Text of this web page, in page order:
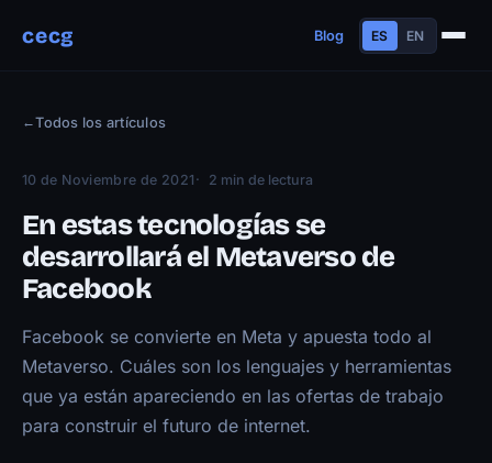
cecg Blog ES EN
Educación
Habilidades
Proyectos
Charlas
Contacto
Blog
Trayectoria
Now
←Todos los artículos
10 de Noviembre de 2021 2 min de lectura
En estas tecnologías se
desarrollará el Metaverso de
Facebook
Facebook se convierte en Meta y apuesta todo al
Metaverso. Cuáles son los lenguajes y herramientas
que ya están apareciendo en las ofertas de trabajo
para construir el futuro de internet.